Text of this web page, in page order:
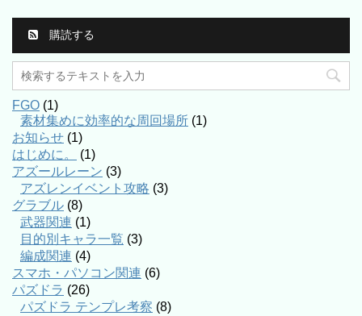
購読する
FGO (1)
素材集めに効率的な周回場所 (1)
お知らせ (1)
はじめに。
(1)
アズールレーン (3)
アズレンイベント攻略 (3)
グラブル (8)
武器関連 (1)
目的別キャラ一覧 (3)
編成関連 (4)
スマホ・パソコン関連 (6)
パズドラ (26)
パズドラ テンプレ考察 (8)